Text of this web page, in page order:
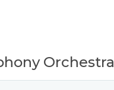
Orchestra